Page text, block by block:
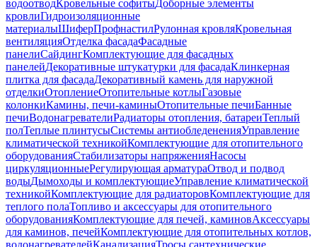
водоотводКровельные софитыДоборные элементы
кровлиГидроизоляционные
материалыШиферПрофнастилРулонная кровляКровельная
вентиляцияОтделка фасадаФасадные
панелиСайдингКомплектующие для фасадных
панелейДекоративные штукатурки для фасадаКлинкерная
плитка для фасадаДекоративный камень для наружной
отделкиОтоплениеОтопительные котлыГазовые
колонкиКамины, печи-каминыОтопительные печиБанные
печиВодонагревателиРадиаторы отопления, батареиТеплый
полТеплые плинтусыСистемы антиобледененияУправление
климатической техникойКомплектующие для отопительного
оборудованияСтабилизаторы напряженияНасосы
циркуляционныеРегулирующая арматураОтвод и подвод
водыДымоходы и комплектующиеУправление климатической
техникойКомплектующие для радиаторовКомплектующие для
теплого полаТопливо и аксессуары для отопительного
оборудованияКомплектующие для печей, каминовАксессуары
для каминов, печейКомплектующие для отопительных котлов,
водонагревателейКанализацияТросы сантехнические,